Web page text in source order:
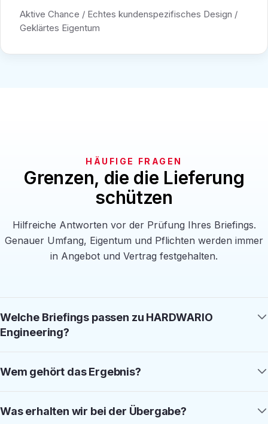
Aktive Chance / Echtes kundenspezifisches Design /
Geklärtes Eigentum
HÄUFIGE FRAGEN
Grenzen, die die Lieferung
schützen
Hilfreiche Antworten vor der Prüfung Ihres Briefings.
Genauer Umfang, Eigentum und Pflichten werden immer
in Angebot und Vertrag festgehalten.
Welche Briefings passen zu HARDWARIO
Engineering?
Wem gehört das Ergebnis?
Was erhalten wir bei der Übergabe?